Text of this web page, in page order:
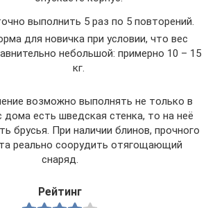
выполнить 5 раз по 5 повторений.
для новичка при условии, что вес
небольшой: примерно 10 – 15
кг.
возможно выполнять не только в
дома есть шведская стенка, то на неё
брусья. При наличии блинов, прочного
реально соорудить отягощающий
снаряд.
Рейтинг